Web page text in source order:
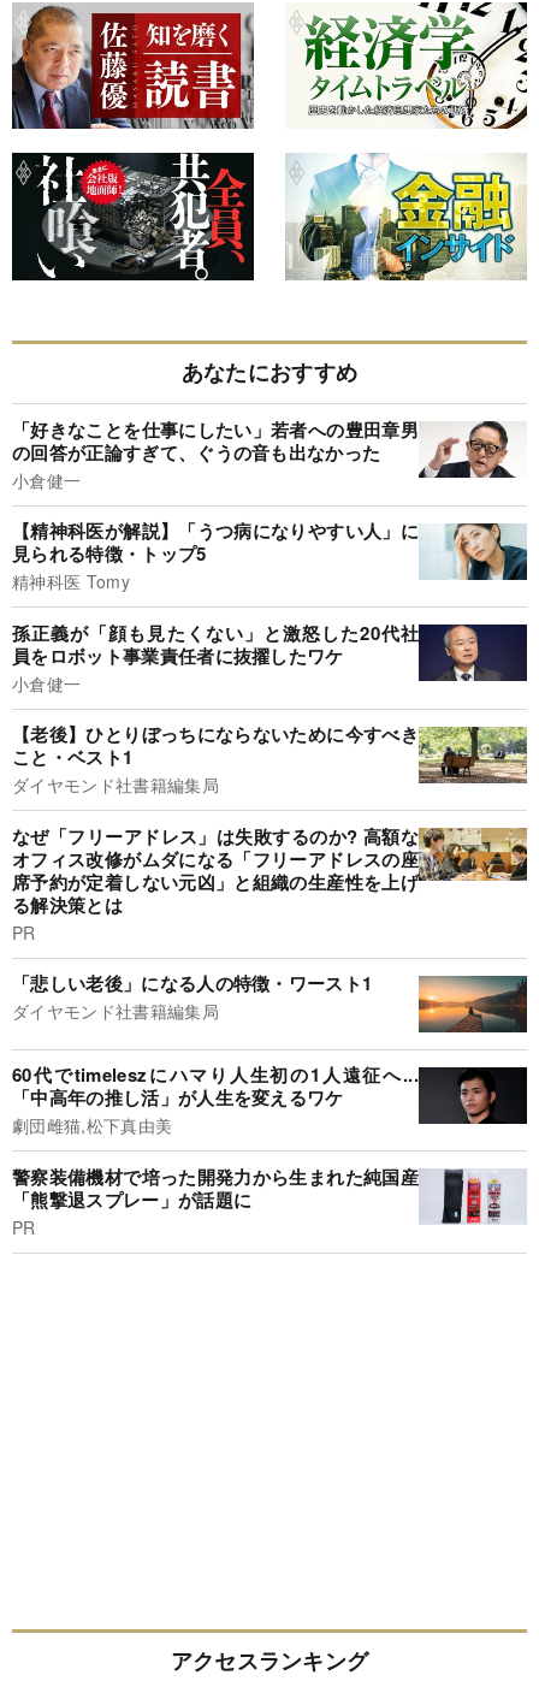
あなたにおすすめ
「好きなことを仕事にしたい」若者への豊田章男
の回答が正論すぎて、ぐうの音も出なかった
小倉健一
【精神科医が解説】「うつ病になりやすい人」に
見られる特徴・トップ5
精神科医 Tomy
孫正義が「顔も見たくない」と激怒した20代社
員をロボット事業責任者に抜擢したワケ
小倉健一
【老後】ひとりぼっちにならないために今すべき
こと・ベスト1
ダイヤモンド社書籍編集局
なぜ「フリーアドレス」は失敗するのか? 高額な
オフィス改修がムダになる「フリーアドレスの座
席予約が定着しない元凶」と組織の生産性を上げ
る解決策とは
PR
「悲しい老後」になる人の特徴・ワースト1
ダイヤモンド社書籍編集局
60代でtimeleszにハマり人生初の1人遠征へ...
「中高年の推し活」が人生を変えるワケ
劇団雌猫,松下真由美
警察装備機材で培った開発力から生まれた純国産
「熊撃退スプレー」が話題に
PR
アクセスランキング